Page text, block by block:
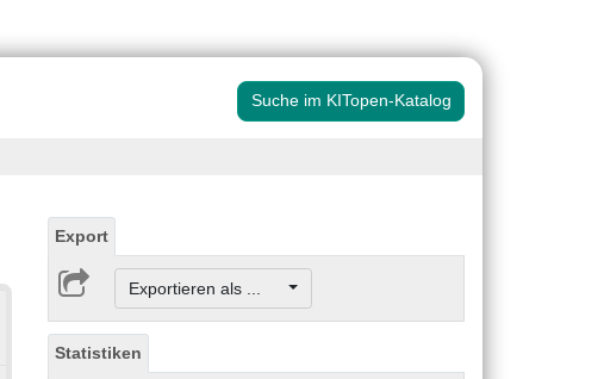
Suche im KITopen-Katalog
Export
Exportieren als ...
Statistiken